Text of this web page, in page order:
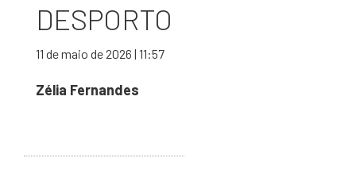
DESPORTO
11 de maio de 2026 | 11:57
Zélia Fernandes